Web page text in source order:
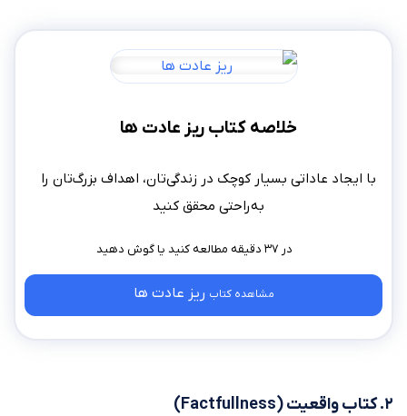
خلاصه کتاب ریز عادت ها
با ایجاد عاداتی بسیار کوچک در زندگی‌تان، اهداف بزرگ‌تان را
به‌راحتی محقق کنید
در ۳۷ دقیقه مطالعه کنید
مشاهده کتاب ریز عادت ها
۲. کتاب واقعیت (Factfullness)